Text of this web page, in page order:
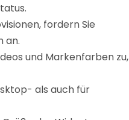
fordern Sie
an.
und Markenfarben zu,
als auch für